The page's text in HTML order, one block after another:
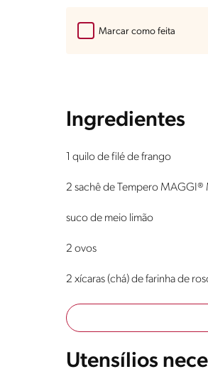
Marcar como feita
Ingredientes
1 quilo de filé de frango
2 sachê de Tempero MAGGI®
suco de meio limão
2 ovos
2 xícaras (chá) de farinha de
Utensílios